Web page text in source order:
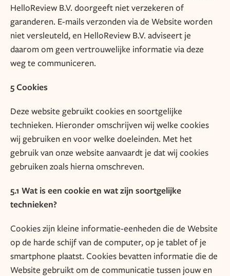
HelloReview B.V. doorgeeft niet verzekeren of
garanderen. E-mails verzonden via de Website worden
niet versleuteld, en HelloReview B.V. adviseert je
daarom om geen vertrouwelijke informatie via deze
weg te communiceren.
5 Cookies
Deze website gebruikt cookies en soortgelijke
technieken. Hieronder omschrijven wij welke cookies
wij gebruiken en voor welke doeleinden. Met het
gebruik van onze website aanvaardt je dat wij cookies
gebruiken zoals hierna omschreven.
5.1 Wat is een cookie en wat zijn soortgelijke
technieken?
Cookies zijn kleine informatie-eenheden die de Website
op de harde schijf van de computer, op je tablet of je
smartphone plaatst. Cookies bevatten informatie die de
Website gebruikt om de communicatie tussen jouw en